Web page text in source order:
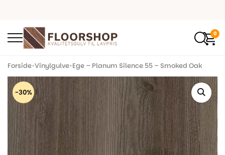
0
Forside•Vinylgulve•Ege – Planum Silence 55 – Smoked Oak
-30%